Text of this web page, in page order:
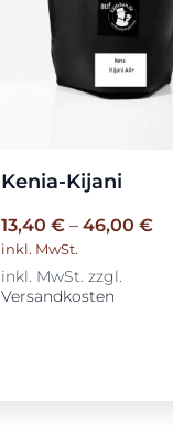
Kenia-Kijani
13,40€ –46,00€
inkl. MwSt.
inkl. MwSt. zzgl.
Versandkosten